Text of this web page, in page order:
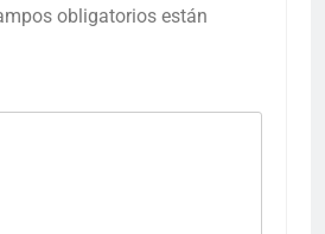
obligatorios están